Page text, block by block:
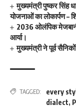
मुख्यमंत्री पुष्कर सिंह
योजनाओं का लोकार्पण –
2036 ओलंपिक
आर्या।
मुख्यमंत्री ने पूर्व
TAGGED: every
dialect,